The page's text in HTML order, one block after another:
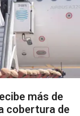
más de
cobertura de